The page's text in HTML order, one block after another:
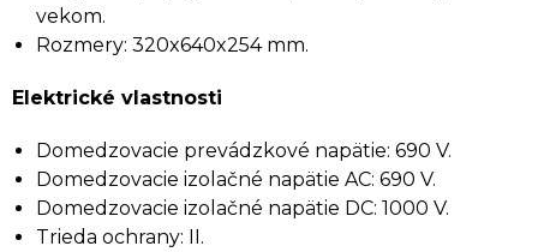
vekom.
Rozmery: 320x640x254 mm.
Elektrické vlastnosti
Domedzovacie prevádzkové napätie: 690 V.
Domedzovacie izolačné napätie AC: 690 V.
Domedzovacie izolačné napätie DC: 1000 V.
Trieda ochrany: II.